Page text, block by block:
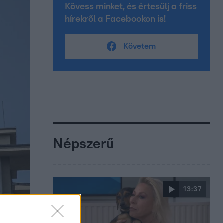
Kövess minket, és értesülj a friss
hírekről a Facebookon is!
Követem
Népszerű
13:37